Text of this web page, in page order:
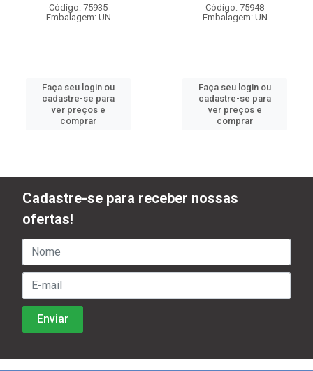
Código: 75935
Embalagem: UN
Faça seu login ou
cadastre-se para
ver preços e
comprar
Código: 75948
Embalagem: UN
Faça seu login ou
cadastre-se para
ver preços e
comprar
Cadastre-se para receber nossas
ofertas!